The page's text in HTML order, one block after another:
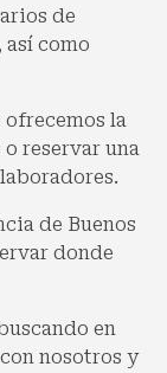
de
como
ofrecemos la
reservar una
de Buenos
donde
en
nosotros y